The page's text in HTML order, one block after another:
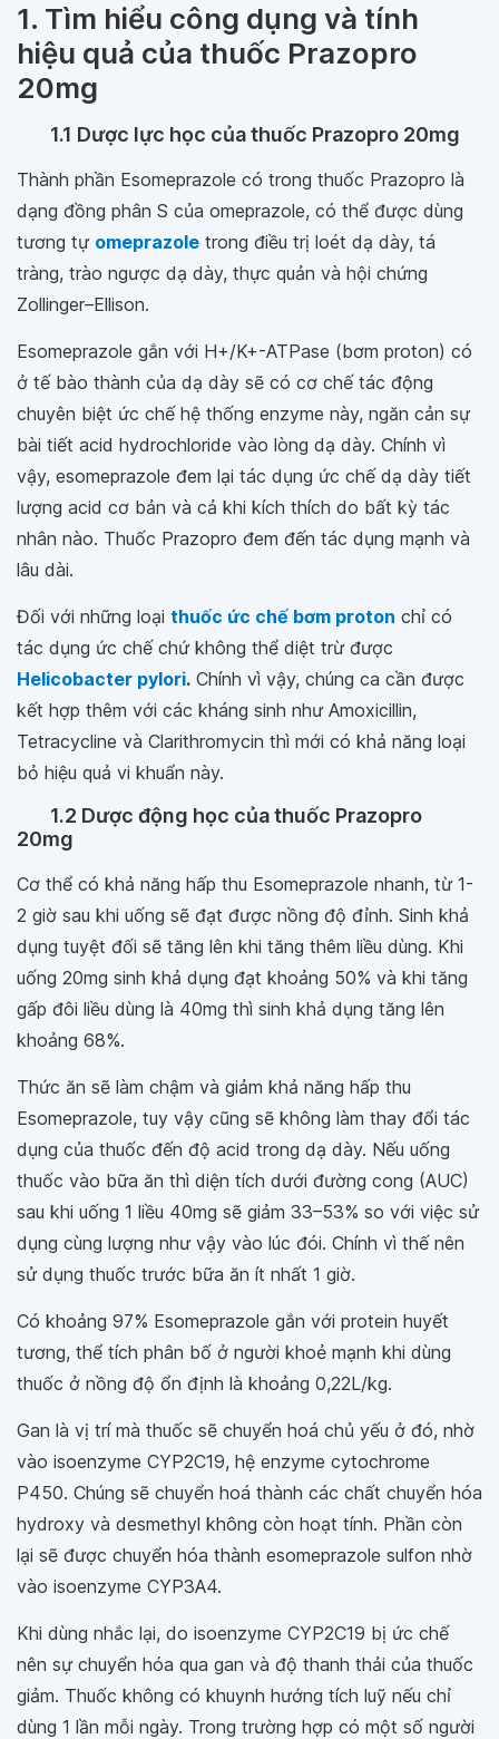
1. Tìm hiểu công dụng và tính
hiệu quả của thuốc Prazopro
20mg
1.1 Dược lực học của thuốc Prazopro 20mg
Thành phần Esomeprazole có trong thuốc Prazopro là
dạng đồng phân S của omeprazole, có thể được dùng
tương tự omeprazole trong điều trị loét dạ dày, tá
tràng, trào ngược dạ dày, thực quản và hội chứng
Zollinger–Ellison.
Esomeprazole gắn với H+/K+-ATPase (bơm proton) có
ở tế bào thành của dạ dày sẽ có cơ chế tác động
chuyên biệt ức chế hệ thống enzyme này, ngăn cản sự
bài tiết acid hydrochloride vào lòng dạ dày. Chính vì
vậy, esomeprazole đem lại tác dụng ức chế dạ dày tiết
lượng acid cơ bản và cả khi kích thích do bất kỳ tác
nhân nào. Thuốc Prazopro đem đến tác dụng mạnh và
lâu dài.
Đối với những loại thuốc ức chế bơm proton chỉ có
tác dụng ức chế chứ không thể diệt trừ được
Helicobacter pylori. Chính vì vậy, chúng ca cần được
kết hợp thêm với các kháng sinh như Amoxicillin,
Tetracycline và Clarithromycin thì mới có khả năng loại
bỏ hiệu quả vi khuẩn này.
1.2 Dược động học của thuốc Prazopro
20mg
Cơ thể có khả năng hấp thu Esomeprazole nhanh, từ 1-
2 giờ sau khi uống sẽ đạt được nồng độ đỉnh. Sinh khả
dụng tuyệt đối sẽ tăng lên khi tăng thêm liều dùng. Khi
uống 20mg sinh khả dụng đạt khoảng 50% và khi tăng
gấp đôi liều dùng là 40mg thì sinh khả dụng tăng lên
khoảng 68%.
Thức ăn sẽ làm chậm và giảm khả năng hấp thu
Esomeprazole, tuy vậy cũng sẽ không làm thay đổi tác
dụng của thuốc đến độ acid trong dạ dày. Nếu uống
thuốc vào bữa ăn thì diện tích dưới đường cong (AUC)
sau khi uống 1 liều 40mg sẽ giảm 33–53% so với việc sử
dụng cùng lượng như vậy vào lúc đói. Chính vì thế nên
sử dụng thuốc trước bữa ăn ít nhất 1 giờ.
Có khoảng 97% Esomeprazole gắn với protein huyết
tương, thể tích phân bố ở người khoẻ mạnh khi dùng
thuốc ở nồng độ ổn định là khoảng 0,22L/kg.
Gan là vị trí mà thuốc sẽ chuyển hoá chủ yếu ở đó, nhờ
vào isoenzyme CYP2C19, hệ enzyme cytochrome
P450. Chúng sẽ chuyển hoá thành các chất chuyển hóa
hydroxy và desmethyl không còn hoạt tính. Phần còn
lại sẽ được chuyển hóa thành esomeprazole sulfon nhờ
vào isoenzyme CYP3A4.
Khi dùng nhắc lại, do isoenzyme CYP2C19 bị ức chế
nên sự chuyển hóa qua gan và độ thanh thải của thuốc
giảm. Thuốc không có khuynh hướng tích luỹ nếu chỉ
dùng 1 lần mỗi ngày. Trong trường hợp có một số người